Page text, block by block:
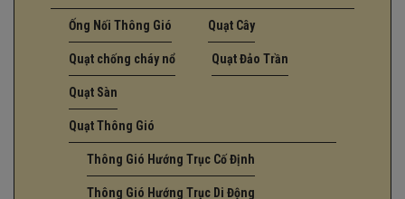
Ống Nối Thông Gió Quạt Cây
Quạt chống cháy nổ Quạt Đảo Trần
Quạt Sàn
Quạt Thông Gió
Thông Gió Hướng Trục Cố Định
Thông Gió Hướng Trục Di Động